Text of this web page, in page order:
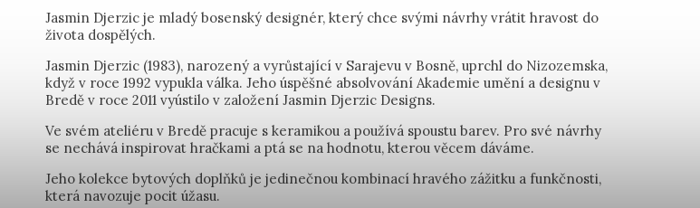
Jasmin Djerzic je mladý bosenský designér, který chce svými návrhy vrátit hravost do
života dospělých.
Jasmin Djerzic (1983), narozený a vyrůstající v Sarajevu v Bosně, uprchl do Nizozemska,
když v roce 1992 vypukla válka. Jeho úspěšné absolvování Akademie umění a designu v
Bredě v roce 2011 vyústilo v založení Jasmin Djerzic Designs.
Ve svém ateliéru v Bredě pracuje s keramikou a používá spoustu barev. Pro své návrhy
se nechává inspirovat hračkami a ptá se na hodnotu, kterou věcem dáváme.
Jeho kolekce bytových doplňků je jedinečnou kombinací hravého zážitku a funkčnosti,
která navozuje pocit úžasu.